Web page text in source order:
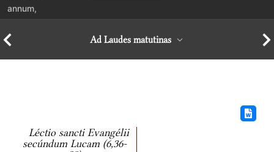
annum,
Ad Laudes matutinas
Léctio sancti Evangélii
secúndum Lucam (6,36-